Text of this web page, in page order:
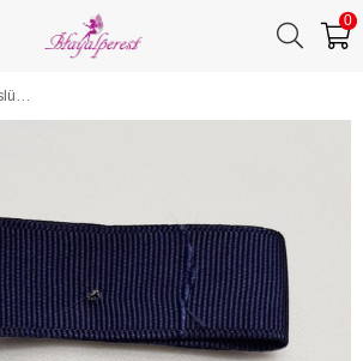
0
Lacivert Süslü Fiyonk 2-7 Cm